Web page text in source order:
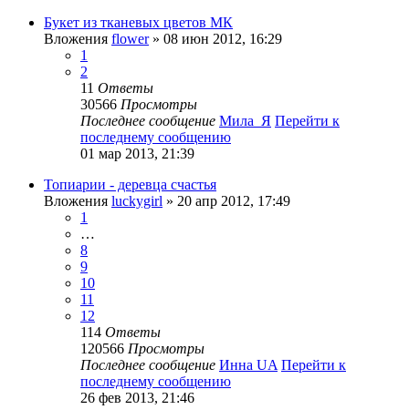
Букет из тканевых цветов МК
Вложения flower» 08 июн 2012, 16:29
1
2
11 Ответы
30566 Просмотры
Последнее сообщение Мила_Я Перейти к
последнему сообщению
01 мар 2013, 21:39
Топиарии - деревца счастья
Вложения luckygirl » 20 апр 2012, 17:49
1
…
8
9
10
11
12
114 Ответы
120566 Просмотры
Последнее сообщение Инна UA Перейти к
последнему сообщению
26 фев 2013, 21:46